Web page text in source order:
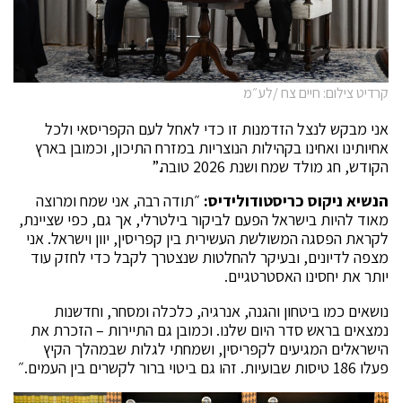
קרדיט צילום: חיים צח /לע״מ
אני מבקש לנצל הזדמנות זו כדי לאחל לעם הקפריסאי ולכל
אחיותינו ואחינו בקהילות הנוצריות במזרח התיכון, וכמובן בארץ
הקודש, חג מולד שמח ושנת 2026 טובה.”
הנשיא ניקוס כריסטודולידיס:״תודה רבה, אני שמח ומרוצה
מאוד להיות בישראל הפעם לביקור בילטרלי, אך גם, כפי שציינת,
לקראת הפסגה המשולשת העשירית בין קפריסין, יוון וישראל. אני
מצפה לדיונים, ובעיקר להחלטות שנצטרך לקבל כדי לחזק עוד
יותר את יחסינו האסטרטגיים.
נושאים כמו ביטחון והגנה, אנרגיה, כלכלה ומסחר, וחדשנות
נמצאים בראש סדר היום שלנו. וכמובן גם התיירות – הזכרת את
הישראלים המגיעים לקפריסין, ושמחתי לגלות שבמהלך הקיץ
פעלו 186 טיסות שבועיות. זהו גם ביטוי ברור לקשרים בין העמים.״